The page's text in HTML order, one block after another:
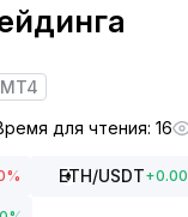
MT4
для чтения: 16
% ETH/USDT+0.00